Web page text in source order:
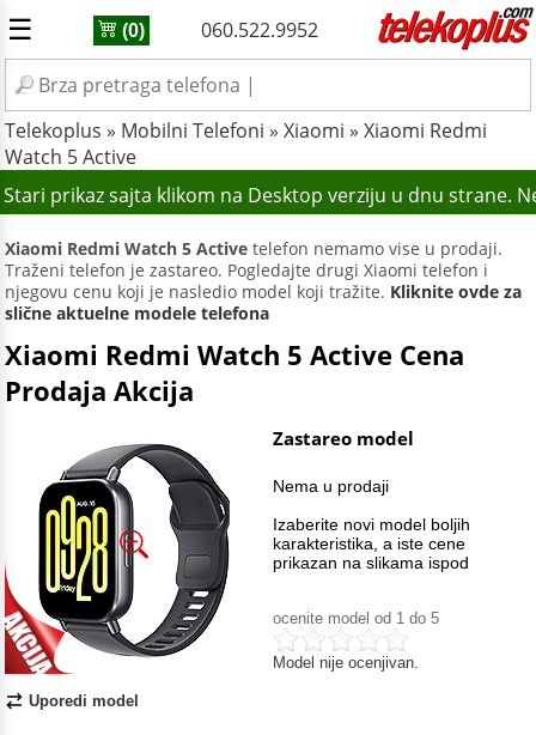
☰ (0) 060.522.9952
Telekoplus » Mobilni Telefoni » Xiaomi » Xiaomi Redmi
Watch 5 Active
prikaz sajta klikom na Desktop verziju u dnu strane.
Xiaomi Redmi Watch 5 Active telefon nemamo vise u prodaji.
Traženi telefon je zastareo. Pogledajte drugi Xiaomi telefon i
njegovu cenu koji je nasledio model koji tražite. Kliknite ovde za
slične aktuelne modele telefona
Xiaomi Redmi Watch 5 Active Cena
Prodaja Akcija
Uporedi model
Zastareo model
Nema u prodaji
Izaberite novi model boljih
karakteristika, a iste cene
prikazan na slikama ispod
ocenite model od 1 do 5
Model nije ocenjivan.